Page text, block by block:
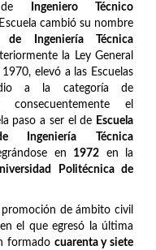
de
Ingeniero Técnico
cambió su nombre
de Ingeniería Técnica
la Ley General
elevó a las Escuelas
a la categoría de
consecuentemente el
paso a ser el de Escuela
Ingeniería Técnica
en 1972 en la
Politécnica de
de ámbito civil
el que egresó la última
formado cuarenta y siete